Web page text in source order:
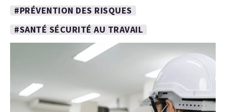
#PRÉVENTION DES RISQUES
#SANTÉ SÉCURITÉ AU TRAVAIL